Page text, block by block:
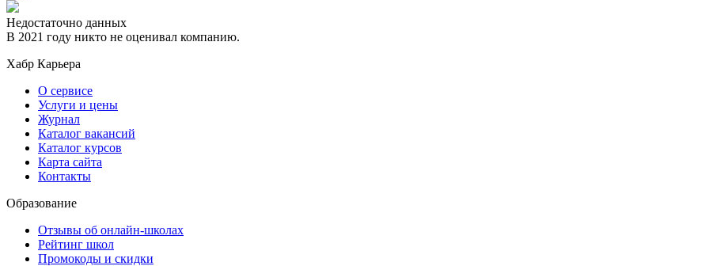
Недостаточно данных
В 2021 году никто не оценивал компанию.
Хабр Карьера
О сервисе
Услуги и цены
Журнал
Каталог вакансий
Каталог курсов
Карта сайта
Контакты
Образование
Отзывы об онлайн-школах
Рейтинг школ
Промокоды и скидки